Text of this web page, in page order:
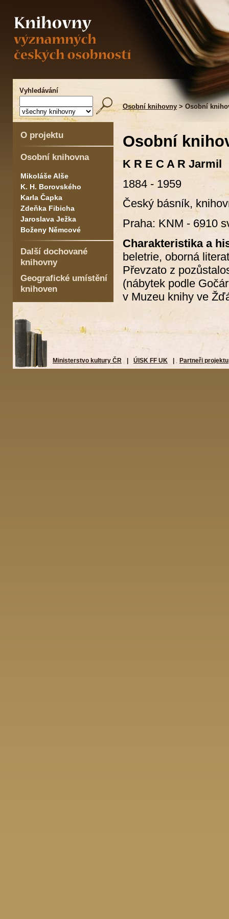
Vyhledávání
Osobní knihovny > Osobní
O projektu
Osobní knihovna
Mikoláše Alše
K. H. Borovského
Karla Čapka
Zdeňka Fibicha
Jaroslava Ježka
Boženy Němcové
Další dochované
knihovny
Geografické umístění
knihoven
Osobní
K R E C A R Jarmil
1884 - 1959
Český básník,
Praha: KNM - 6910
Charakteristika a
beletrie, oborná
Převzato z
(nábytek podle
v Muzeu knihy ve
Ministerstvo kultury ČR ÚISK FF UK Partneři projektu